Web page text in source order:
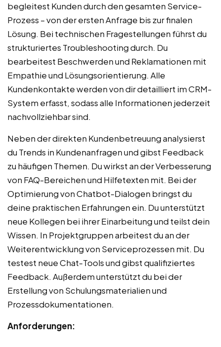
begleitest Kunden durch den gesamten Service-
Prozess – von der ersten Anfrage bis zur finalen
Lösung. Bei technischen Fragestellungen führst du
strukturiertes Troubleshooting durch. Du
bearbeitest Beschwerden und Reklamationen mit
Empathie und Lösungsorientierung. Alle
Kundenkontakte werden von dir detailliert im CRM-
System erfasst, sodass alle Informationen jederzeit
nachvollziehbar sind.
Neben der direkten Kundenbetreuung analysierst
du Trends in Kundenanfragen und gibst Feedback
zu häufigen Themen. Du wirkst an der Verbesserung
von FAQ-Bereichen und Hilfetexten mit. Bei der
Optimierung von Chatbot-Dialogen bringst du
deine praktischen Erfahrungen ein. Du unterstützt
neue Kollegen bei ihrer Einarbeitung und teilst dein
Wissen. In Projektgruppen arbeitest du an der
Weiterentwicklung von Serviceprozessen mit. Du
testest neue Chat-Tools und gibst qualifiziertes
Feedback. Außerdem unterstützt du bei der
Erstellung von Schulungsmaterialien und
Prozessdokumentationen.
Anforderungen: